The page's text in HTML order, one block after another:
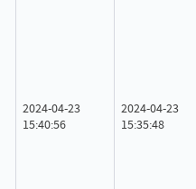
2024-04-23
15:40:56
2024-04-23
15:35:48